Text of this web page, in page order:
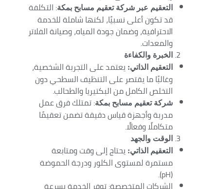
التعقيم عبر شركة تعقيم مسابح بمكة: التكلفة
قد تكون أعلى نسبيًا، لكنها شاملة للخدمة
الاحترافية، وضمان جودة المياه، وصيانة الفلاتر
والمعدات.
الخبرة والكفاءة
التعقيم الذاتي: يعتمد على التجربة الشخصية،
وغالبًا ما يقتصر على التنظيف السطحي دون
التخلص الكامل من البكتيريا والطحالب.
شركة تعقيم مسابح بمكة: تمتلك فرق عمل
مدربة وأجهزة قياس دقيقة تضمن تعقيمًا
متكاملًا وفعالًا.
الوقت والجهد
التعقيم الذاتي: يحتاج إلى وقت ومتابعة
مستمرة لمستوى الكلور ودرجة الحموضة
(pH).
الشركات المتخصصة: توفر الخدمة بسرعة